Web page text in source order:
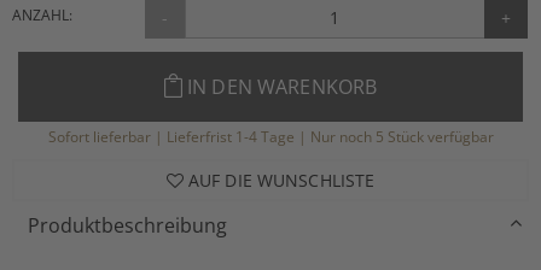
ANZAHL: - +
IN DEN WARENKORB
Sofort lieferbar | Lieferfrist 1-4 Tage | Nur noch 5 Stück verfügbar
AUF DIE WUNSCHLISTE
Produktbeschreibung